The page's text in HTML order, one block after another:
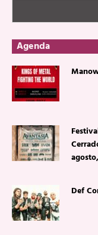
Agenda
Def